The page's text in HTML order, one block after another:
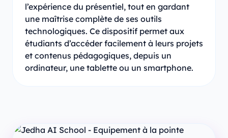
l’expérience du présentiel, tout en gardant
une maîtrise complète de ses outils
technologiques. Ce dispositif permet aux
étudiants d’accéder facilement à leurs projets
et contenus pédagogiques, depuis un
ordinateur, une tablette ou un smartphone.